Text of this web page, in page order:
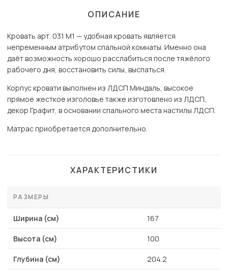
ОПИСАНИЕ
Кровать арт. 031 М1 — удобная кровать является
непременным атрибутом спальной комнаты. Именно она
даёт возможность хорошо расслабиться после тяжёлого
рабочего дня, восстановить силы, выспаться.
Корпус кровати выполнен из ЛДСП Миндаль, высокое
прямое жесткое изголовье также изготовлено из ЛДСП,
декор Графит, в основании спального места настилы ЛДСП.
Матрас приобретается дополнительно.
ХАРАКТЕРИСТИКИ
РАЗМЕРЫ
Ширина (см) 167
Высота (см) 100
Глубина (см) 204.2